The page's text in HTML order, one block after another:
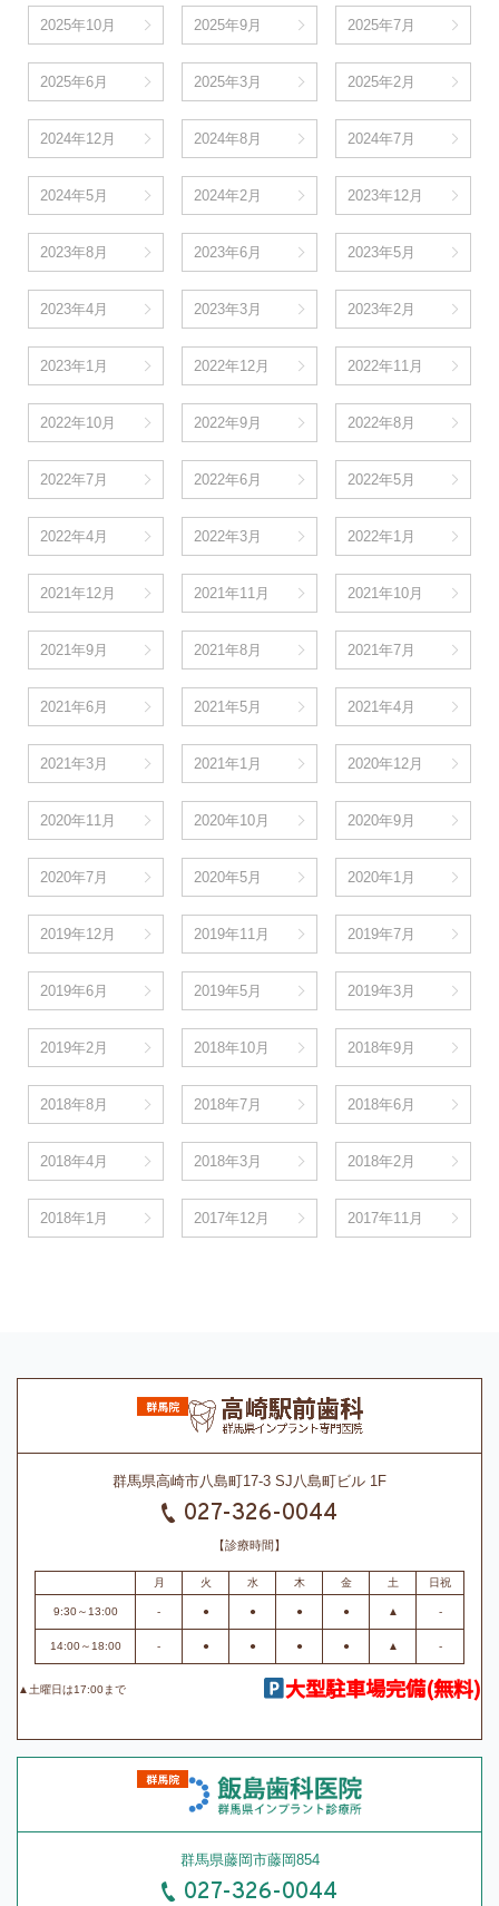
2025年10月 2025年9月 2025年7月
2025年6月 2025年3月 2025年2月
2024年12月 2024年8月 2024年7月
2024年5月 2024年2月 2023年12月
2023年8月 2023年6月 2023年5月
2023年4月 2023年3月 2023年2月
2023年1月 2022年12月 2022年11月
2022年10月 2022年9月 2022年8月
2022年7月 2022年6月 2022年5月
2022年4月 2022年3月 2022年1月
2021年12月 2021年11月 2021年10月
2021年9月 2021年8月 2021年7月
2021年6月 2021年5月 2021年4月
2021年3月 2021年1月 2020年12月
2020年11月 2020年10月 2020年9月
2020年7月 2020年5月 2020年1月
2019年12月 2019年11月 2019年7月
2019年6月 2019年5月 2019年3月
2019年2月 2018年10月 2018年9月
2018年8月 2018年7月 2018年6月
2018年4月 2018年3月 2018年2月
2018年1月 2017年12月 2017年11月
群馬県高崎市八島町17-3 SJ八島町ビル 1F
027-326-0044
【診療時間】
月 火 水 木 金 土 日祝
9:30～13:00 - ● ● ● ● ▲ -
14:00～18:00 - ● ● ● ● ▲ -
▲土曜日は17:00まで 大型駐車場完備(無料)
群馬県藤岡市藤岡854
027-326-0044